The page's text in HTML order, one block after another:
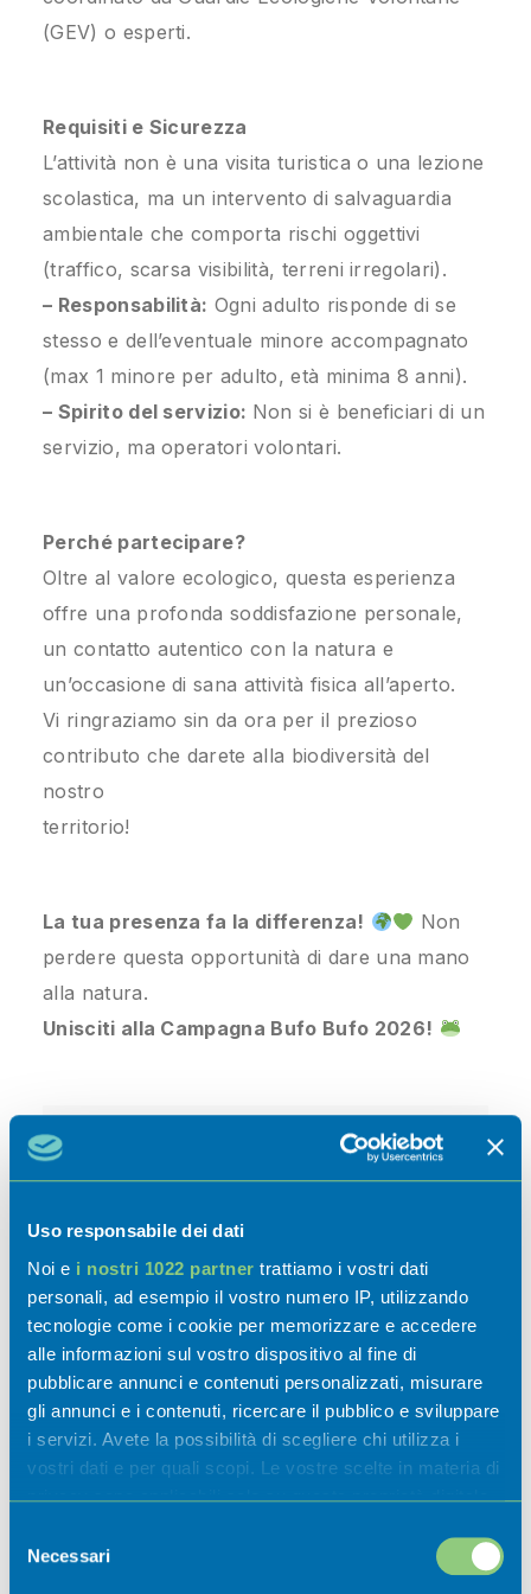
Uso responsabile dei dati
Noi e i nostri 1022 partner trattiamo i vostri dati
personali, ad esempio il vostro numero IP, utilizzando
tecnologie come i cookie per memorizzare e accedere
alle informazioni sul vostro dispositivo al fine di
pubblicare annunci e contenuti personalizzati, misurare
gli annunci e i contenuti, ricercare il pubblico e sviluppare
i servizi. Avete la possibilità di scegliere chi utilizza i
vostri dati e per quali scopi. Le vostre scelte in materia di
privacy sono applicabili solo su questa proprietà digitale
modificare o revocare il proprio consenso in qualsiasi
momento dalla Dichiarazione sui cookie o facendo clic
delNecessari
(GEV) o esperti.
Requisiti e Sicurezza
L’attività non è una visita turistica o una lezione
scolastica, ma un intervento di salvaguardia
ambientale che comporta rischi oggettivi
(traffico, scarsa visibilità, terreni irregolari).
– Responsabilità: Ogni adulto risponde di se
stesso e dell’eventuale minore accompagnato
(max 1 minore per adulto, età minima 8 anni).
– Spirito del servizio: Non si è beneficiari di un
servizio, ma operatori volontari.
Perché partecipare?
Oltre al valore ecologico, questa esperienza
offre una profonda soddisfazione personale,
un contatto autentico con la natura e
un’occasione di sana attività fisica all’aperto.
Vi ringraziamo sin da ora per il prezioso
contributo che darete alla biodiversità del
nostro
territorio!
La tua presenza fa la differenza!
Non
perdere questa opportunità di dare una mano
alla natura.
Unisciti alla Campagna Bufo Bufo 2026!
Piazza Monte S. Michele, 1 ,
nicoletta.citaristi@cmlaghi.bg.it
26 Febbraio 2026 - 19 Aprile 2026
18:30 - 23:00